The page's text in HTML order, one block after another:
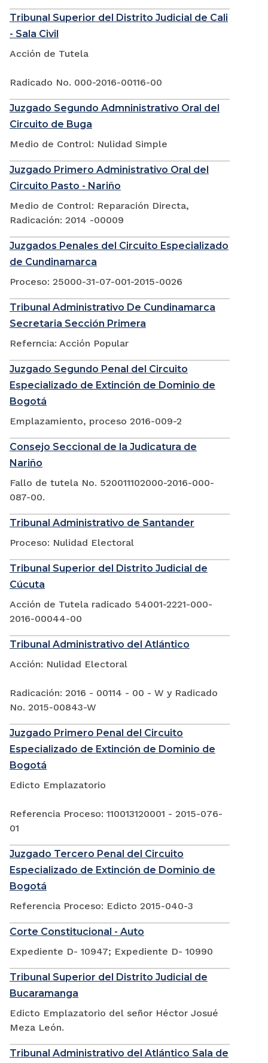
Tribunal Superior del Distrito Judicial de Cali
- Sala Civil
Acción de Tutela
Radicado No. 000-2016-00116-00
Juzgado Segundo Admninistrativo Oral del
Circuito de Buga
Medio de Control: Nulidad Simple
Juzgado Primero Administrativo Oral del
Circuito Pasto - Nariño
Medio de Control: Reparación Directa,
Radicación: 2014 -00009
Juzgados Penales del Circuito Especializado
de Cundinamarca
Proceso: 25000-31-07-001-2015-0026
Tribunal Administrativo De Cundinamarca
Secretaria Sección Primera
Referncia: Acción Popular
Juzgado Segundo Penal del Circuito
Especializado de Extinción de Dominio de
Bogotá
Emplazamiento, proceso 2016-009-2
Consejo Seccional de la Judicatura de
Nariño
Fallo de tutela No. 520011102000-2016-000-
087-00.
Tribunal Administrativo de Santander
Proceso: Nulidad Electoral
Tribunal Superior del Distrito Judicial de
Cúcuta
Acción de Tutela radicado 54001-2221-000-
2016-00044-00
Tribunal Administrativo del Atlántico
Acción: Nulidad Electoral
Radicación: 2016 - 00114 - 00 - W y Radicado
No. 2015-00843-W
Juzgado Primero Penal del Circuito
Especializado de Extinción de Dominio de
Bogotá
Edicto Emplazatorio
Referencia Proceso: 110013120001 - 2015-076-
01
Juzgado Tercero Penal del Circuito
Especializado de Extinción de Dominio de
Bogotá
Referencia Proceso: Edicto 2015-040-3
Corte Constitucional - Auto
Expediente D- 10947; Expediente D- 10990
Tribunal Superior del Distrito Judicial de
Bucaramanga
Edicto Emplazatorio del señor Héctor Josué
Meza León.
Tribunal Administrativo del Atlántico Sala de